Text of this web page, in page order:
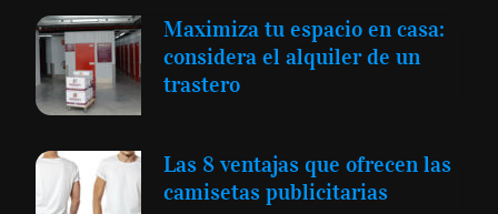
Maximiza tu espacio en casa:
considera el alquiler de un
trastero
Las 8 ventajas que ofrecen las
camisetas publicitarias